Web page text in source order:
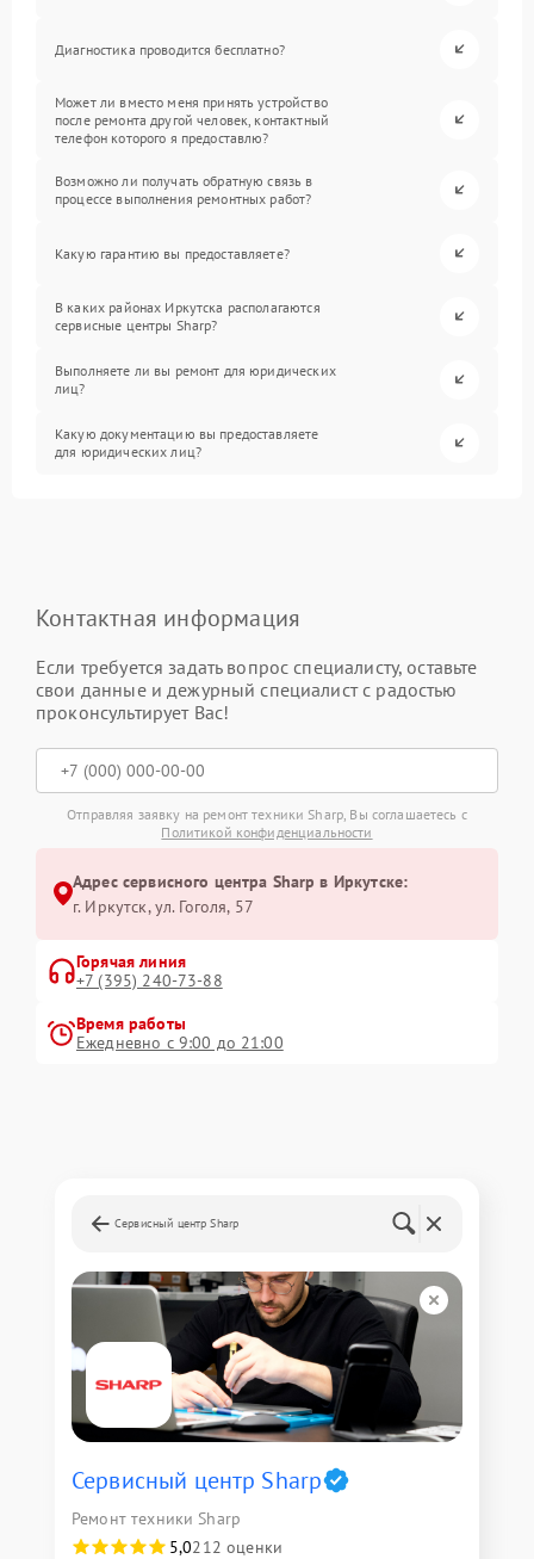
Диагностика проводится бесплатно?
Может ли вместо меня принять устройство
после ремонта другой человек, контактный
телефон которого я предоставлю?
Возможно ли получать обратную связь в
процессе выполнения ремонтных работ?
Какую гарантию вы предоставляете?
В каких районах Иркутска располагаются
сервисные центры Sharp?
Выполняете ли вы ремонт для юридических
лиц?
Какую документацию вы предоставляете
для юридических лиц?
Контактная информация
Если требуется задать вопрос специалисту, оставьте
свои данные и дежурный специалист с радостью
проконсультирует Вас!
Отправляя заявку на ремонт техники Sharp, Вы соглашаетесь с
Политикой конфиденциальности
Адрес сервисного центра Sharp в Иркутске:
г. Иркутск, ул. ​Гоголя, 57
Горячая линия
+7 (395) 240-73-88
Время работы
Ежедневно с 9:00 до 21:00
Сервисный центр Sharp
Сервисный центр Sharp
Ремонт техники Sharp
5,0212 оценки